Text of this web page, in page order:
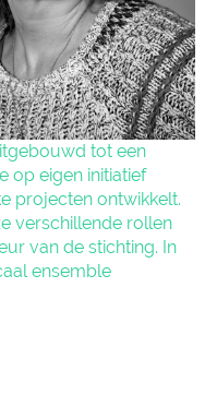
tot een
op eigen initiatief
projecten ontwikkelt.
verschillende rollen
van de stichting. In
ensemble